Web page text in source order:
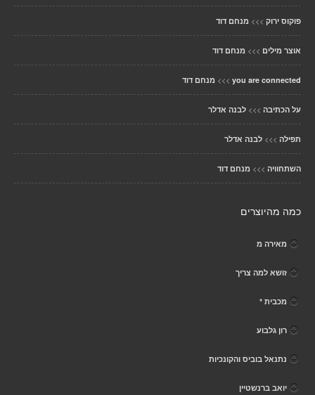
פוקוס ירוק >>> מנחם דוד
אוצר מילים >>> מנחם דוד
you are connected
>>> מנחם דוד
על הכתיבה >>> לבנה אדלר
תפילה >>> לבנה אדלר
השתחוויה >>> מנחם דוד
כמה מהיוצרים
מאירה מ
זושא למה צריך
מכבית *
רון גלבוע
נתנאל בוביס והקונכיות
יואב ברנשטיין